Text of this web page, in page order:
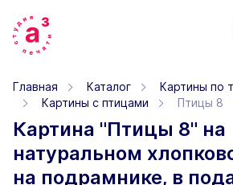
Главная Каталог
Картины по
Картины с птицами
Птицы 8
Картина "Птицы 8" на
натуральном
на подрамнике, в